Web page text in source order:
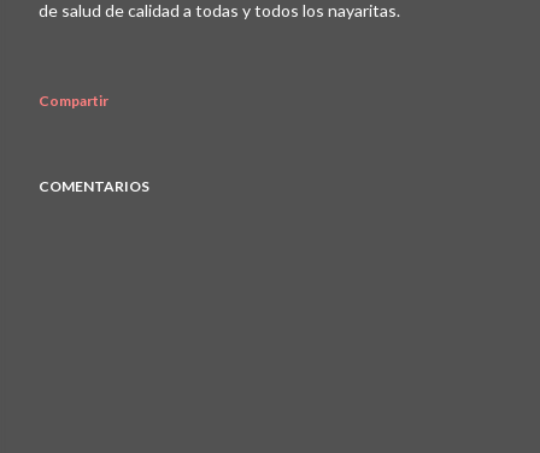
de salud de calidad a todas y todos los nayaritas.
Compartir
COMENTARIOS